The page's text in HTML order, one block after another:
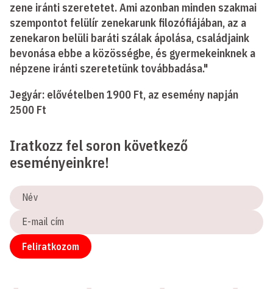
zene iránti szeretetet. Ami azonban minden szakmai
szempontot felülír zenekarunk filozófiájában, az a
zenekaron belüli baráti szálak ápolása, családjaink
bevonása ebbe a közösségbe, és gyermekeinknek a
népzene iránti szeretetünk továbbadása."
Jegyár: elővételben 1900 Ft, az esemény napján
2500 Ft
Iratkozz fel soron következő
eseményeinkre!
Név
E-
mail
cím
Feliratkozom